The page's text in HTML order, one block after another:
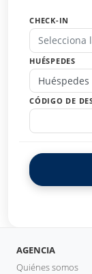
CHECK-IN
HUÉSPEDES
Huéspedes
CÓDIGO DE
AGENCIA
Quiénes somos